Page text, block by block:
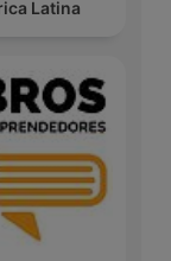
Latina